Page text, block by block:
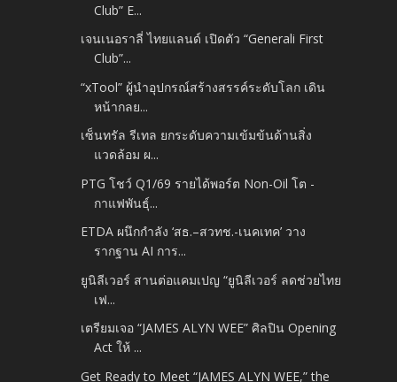
Club” E...
เจนเนอราลี่ ไทยแลนด์ เปิดตัว “Generali First
Club”...
“xTool” ผู้นำอุปกรณ์สร้างสรรค์ระดับโลก เดิน
หน้ากลย...
เซ็นทรัล รีเทล ยกระดับความเข้มข้นด้านสิ่ง
แวดล้อม ผ...
PTG โชว์ Q1/69 รายได้พอร์ต Non-Oil โต -
กาแฟพันธุ์...
ETDA ผนึกกำลัง ‘สธ.–สวทช.-เนคเทค’ วาง
รากฐาน AI การ...
ยูนิลีเวอร์ สานต่อแคมเปญ “ยูนิลีเวอร์ ลดช่วยไทย
เฟ...
เตรียมเจอ “JAMES ALYN WEE” ศิลปิน Opening
Act ให้ ...
Get Ready to Meet “JAMES ALYN WEE,” the